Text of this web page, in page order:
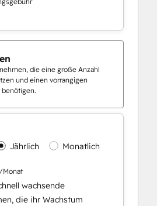
die eine große Anzahl
und einen vorrangigen
Jährlich Monatlich
/Monat
wachsende
die ihr Wachstum